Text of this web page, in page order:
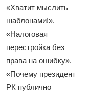
«Хватит мыслить
шаблонами!».
«Налоговая
перестройка без
права на ошибку».
«Почему президент
РК публично